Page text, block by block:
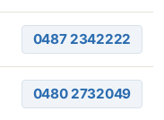
0487 2342222
0480 2732049